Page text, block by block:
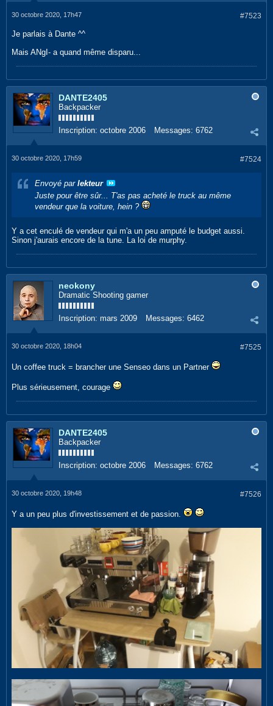
#7523
30 octobre 2020, 17h47
Je parlais à Dante ^^
Mais ANgI- a quand même disparu...
DANTE2405
Backpacker
Inscription: octobre 2006 Messages: 6762
#7524
30 octobre 2020, 17h59
Envoyé par lekteur
Juste pour être sûr... T'as pas acheté le truck au même
vendeur que la voiture, hein ?
Y a cet enculé de vendeur qui m'a un peu amputé le budget aussi.
Sinon j'aurais encore de la tune. La loi de murphy.
neokony
Dramatic Shooting gamer
Inscription: mars 2009 Messages: 6462
#7525
30 octobre 2020, 18h04
Un coffee truck = brancher une Senseo dans un Partner
Plus sérieusement, courage
DANTE2405
Backpacker
Inscription: octobre 2006 Messages: 6762
#7526
30 octobre 2020, 19h48
Y a un peu plus d'investissement et de passion.